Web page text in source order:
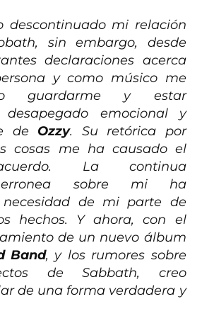
descontinuado mi relación
sin embargo, desde
declaraciones acerca
y como músico me
guardarme y estar
desapegado emocional y
de Ozzy. Su retórica por
cosas me ha causado el
La continua
erronea sobre mi ha
de mi parte de
hechos. Y ahora, con el
de un nuevo álbum
Band, y los rumores sobre
de Sabbath, creo
de una forma verdadera y